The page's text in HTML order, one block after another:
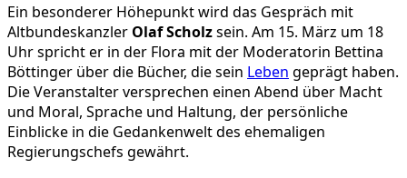
Ein besonderer Höhepunkt wird das Gespräch mit
Altbundeskanzler Olaf Scholzsein. Am 15. März um 18
Uhr spricht er in der Flora mit der Moderatorin Bettina
Böttinger über die Bücher, die sein Leben geprägt haben.
Die Veranstalter versprechen einen Abend über Macht
und Moral, Sprache und Haltung, der persönliche
Einblicke in die Gedankenwelt des ehemaligen
Regierungschefs gewährt.